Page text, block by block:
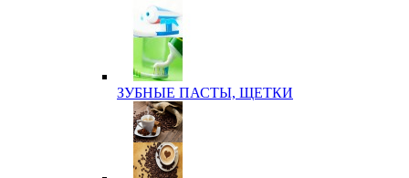
ЗУБНЫЕ ПАСТЫ, ЩЕТКИ